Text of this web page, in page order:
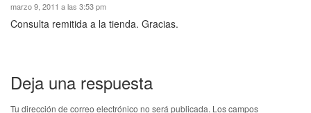
marzo 9, 2011 a las 3:53 pm
Consulta remitida a la tienda. Gracias.
Deja una respuesta
Tu dirección de correo electrónico no será publicada. Los campos